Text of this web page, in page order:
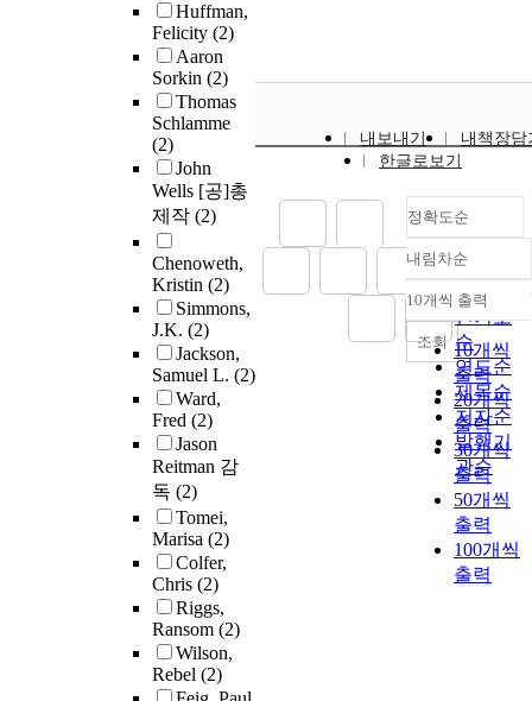
Huffman,
Felicity (2)
Aaron
Sorkin (2)
Thomas
Schlamme
(2)
John
Wells [공]총
제작 (2)
Chenoweth,
Kristin (2)
Simmons,
J.K. (2)
Jackson,
Samuel L. (2)
Ward,
Fred (2)
Jason
Reitman 감
독 (2)
Tomei,
Marisa (2)
Colfer,
Chris (2)
Riggs,
Ransom (2)
Wilson,
Rebel (2)
내보내기
내책장담
한글로보기
정확도순
정확도
순
인기도
순
연도순
제목순
저자순
발행기
관순
내림차순
내림차순
10개씩 출력
10개씩
출력
20개씩
출력
30개씩
출력
50개씩
출력
100개씩
출력
조회